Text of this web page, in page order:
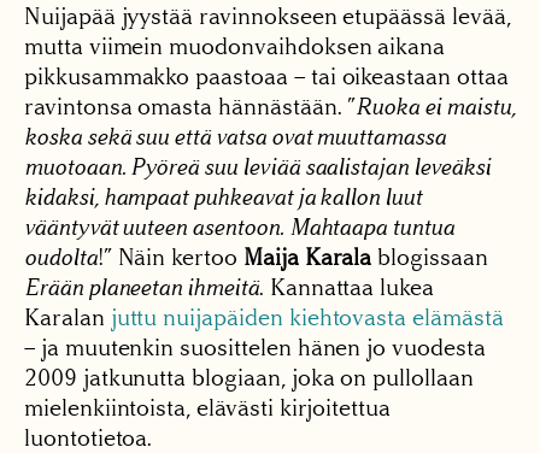
Nuijapää jyystää ravinnokseen etupäässä levää,
mutta viimein muodonvaihdoksen aikana
pikkusammakko paastoaa – tai oikeastaan ottaa
ravintonsa omasta hännästään. ”Ruoka ei maistu,
koska sekä suu että vatsa ovat muuttamassa
muotoaan. Pyöreä suu leviää saalistajan leveäksi
kidaksi, hampaat puhkeavat ja kallon luut
vääntyvät uuteen asentoon. Mahtaapa tuntua
oudolta!” Näin kertoo Maija Karala blogissaan
Erään planeetan ihmeitä. Kannattaa lukea
Karalan juttu nuijapäiden kiehtovasta elämästä
– ja muutenkin suosittelen hänen jo vuodesta
2009 jatkunutta blogiaan, joka on pullollaan
mielenkiintoista, elävästi kirjoitettua
luontotietoa.